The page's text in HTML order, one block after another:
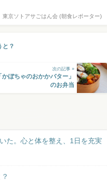
東京ソトアサごはん会 (朝食レポーター)
と？
次の記事 »
ぼちゃのおかかバター」
のお弁当
た。心と体を整え、1日を充実